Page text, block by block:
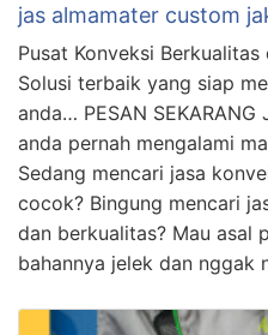
jas almamater custom
Pusat Konveksi
Solusi terbaik yang siap
anda… PESAN
anda pernah mengalami
Sedang mencari jasa
cocok? Bingung mencari
dan berkualitas? Mau asal
bahannya jelek dan nggak